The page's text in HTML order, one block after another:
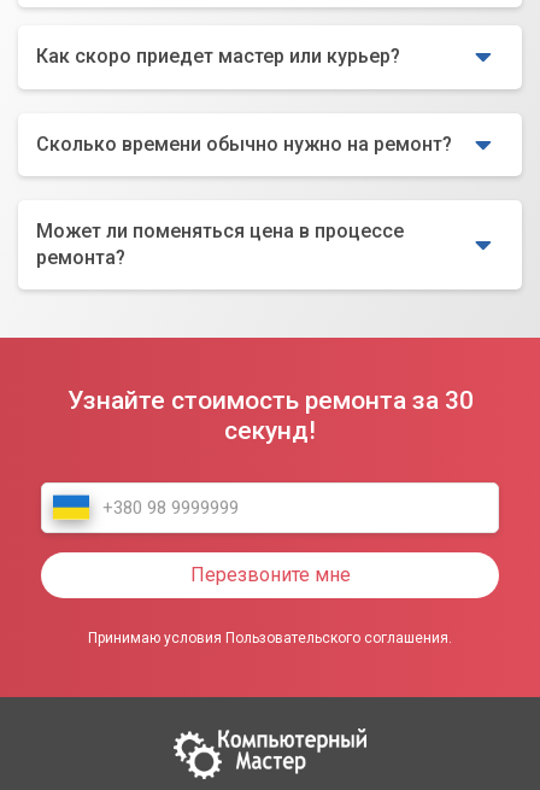
Как скоро приедет мастер или курьер?
Сколько времени обычно нужно на ремонт?
Может ли поменяться цена в процессе
ремонта?
Узнайте стоимость ремонта за 30
секунд!
Перезвоните мне
Принимаю условия Пользовательского соглашения.